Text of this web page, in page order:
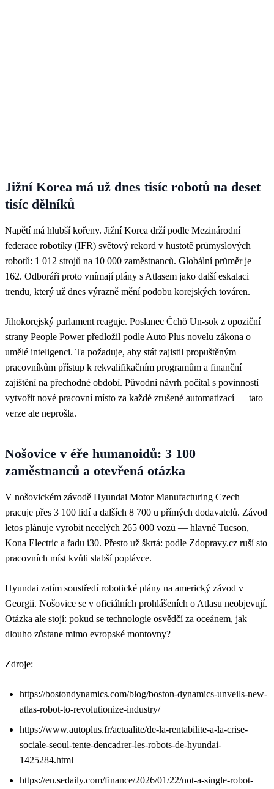
Jižní Korea má už dnes tisíc robotů na deset
tisíc dělníků
Napětí má hlubší kořeny. Jižní Korea drží podle Mezinárodní
federace robotiky (IFR) světový rekord v hustotě průmyslových
robotů: 1 012 strojů na 10 000 zaměstnanců. Globální průměr je
162. Odboráři proto vnímají plány s Atlasem jako další eskalaci
trendu, který už dnes výrazně mění podobu korejských továren.
Jihokorejský parlament reaguje. Poslanec Čchö Un-sok z opoziční
strany People Power předložil podle Auto Plus novelu zákona o
umělé inteligenci. Ta požaduje, aby stát zajistil propuštěným
pracovníkům přístup k rekvalifikačním programům a finanční
zajištění na přechodné období. Původní návrh počítal s povinností
vytvořit nové pracovní místo za každé zrušené automatizací — tato
verze ale neprošla.
Nošovice v éře humanoidů: 3 100
zaměstnanců a otevřená otázka
V nošovickém závodě Hyundai Motor Manufacturing Czech
pracuje přes 3 100 lidí a dalších 8 700 u přímých dodavatelů. Závod
letos plánuje vyrobit necelých 265 000 vozů — hlavně Tucson,
Kona Electric a řadu i30. Přesto už škrtá: podle Zdopravy.cz ruší sto
pracovních míst kvůli slabší poptávce.
Hyundai zatím soustředí robotické plány na americký závod v
Georgii. Nošovice se v oficiálních prohlášeních o Atlasu neobjevují.
Otázka ale stojí: pokud se technologie osvědčí za oceánem, jak
dlouho zůstane mimo evropské montovny?
Zdroje:
https://bostondynamics.com/blog/boston-dynamics-unveils-new-
atlas-robot-to-revolutionize-industry/
https://www.autoplus.fr/actualite/de-la-rentabilite-a-la-crise-
sociale-seoul-tente-dencadrer-les-robots-de-hyundai-
1425284.html
https://en.sedaily.com/finance/2026/01/22/not-a-single-robot-